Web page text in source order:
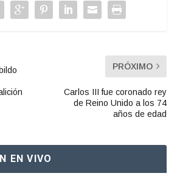
PRÓXIMO
Carlos III fue coronado rey
de Reino Unido a los 74
años de edad
EN VIVO